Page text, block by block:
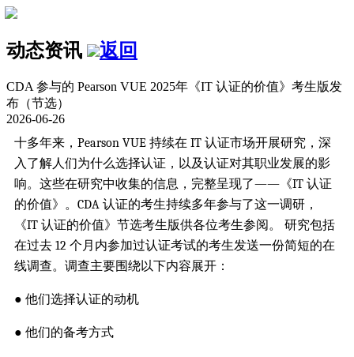
动态资讯 返回
CDA 参与的 Pearson VUE 2025年《IT 认证的价值》考生版发
布（节选）
2026-06-26
十多年来，Pearson VUE 持续在 IT 认证市场开展研究，深
入了解人们为什么选择认证，以及认证对其职业发展的影
响。这些在研究中收集的信息，完整呈现了——《IT 认证
的价值》。CDA 认证的考生持续多年参与了这一调研，
《IT 认证的价值》节选考生版供各位考生参阅。 研究包括
在过去 12 个月内参加过认证考试的考生发送一份简短的在
线调查。调查主要围绕以下内容展开：
● 他们选择认证的动机
● 他们的备考方式